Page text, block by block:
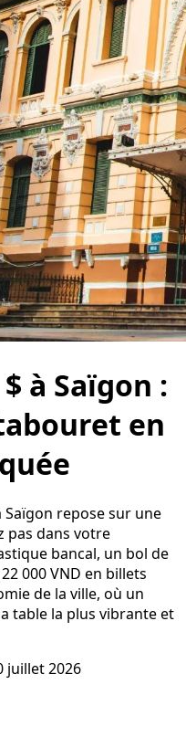
à Saïgon :
en
Saïgon repose sur une
pas dans votre
bancal, un bol de
000 VND en billets
de la ville, où un
table la plus vibrante et
juillet 2026